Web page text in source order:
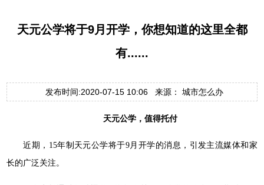
天元公学将于9月开学，你想知道的这里全都
有......
发布时间:2020-07-15 10:06 来源： 城市怎么办
天元公学，值得托付
近期，15年制天元公学将于9月开学的消息，引发主流媒体和家
长的广泛关注。